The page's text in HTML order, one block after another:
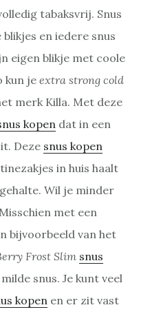
tabaksvrij. Snus
en iedere snus
eigen blikje met coole
kun je extra strong cold
merk Killa. Met deze
kopen dat in een
Deze snus kopen
in huis haalt
Wil je minder
met een
bijvoorbeeld van het
Frost Slim snus
snus. Je kunt veel
kopen en er zit vast